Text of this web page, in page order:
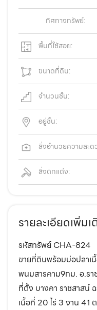
ทิศทางทรัพย์:
พื้นที่ใช้สอย:
ขนาดที่ดิน:
จำนวนชั้น:
อยู่ชั้น:
สิ่งอำนวยความสะด
สิ่งตกแต่ง:
รายละเอียดเพิ่มเ
รหัสทรัพย์ CHA-824
ขายที่ดินพร้อมบ่อปลาเ
พนมสารคาม9กม. อ.รา
ที่ตั้ง บางคา ราชสาสน์ ฉ
เนื้อที่ 20 ไร่ 3 งาน 41